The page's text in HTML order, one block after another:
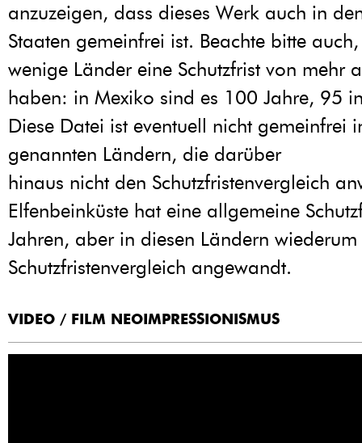
anzuzeigen, dass dieses Werk auch in
Staaten gemeinfrei ist. Beachte bitte
wenige Länder eine Schutzfrist von mehr
haben: in Mexiko sind es 100 Jahre, 95
Diese Datei ist eventuell nicht gemeinfrei
genannten Ländern, die darüber
hinaus nicht den Schutzfristenvergleich
Elfenbeinküste hat eine allgemeine
Jahren, aber in diesen Ländern
Schutzfristenvergleich angewandt.
VIDEO / FILM NEOIMPRESSIONISMUS